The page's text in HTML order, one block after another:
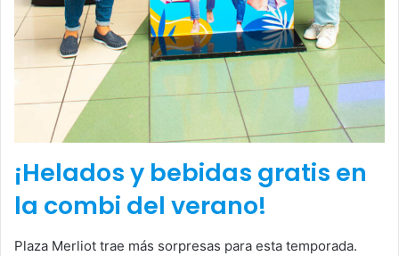
¡Helados y bebidas gratis en
la combi del verano!
Plaza Merliot trae más sorpresas para esta temporada.